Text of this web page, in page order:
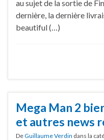
au sujet de la sortie de
dernière, la dernière
beautiful (…)
Mega Man 2
et autres news
DeGuillaume Verdin dans la